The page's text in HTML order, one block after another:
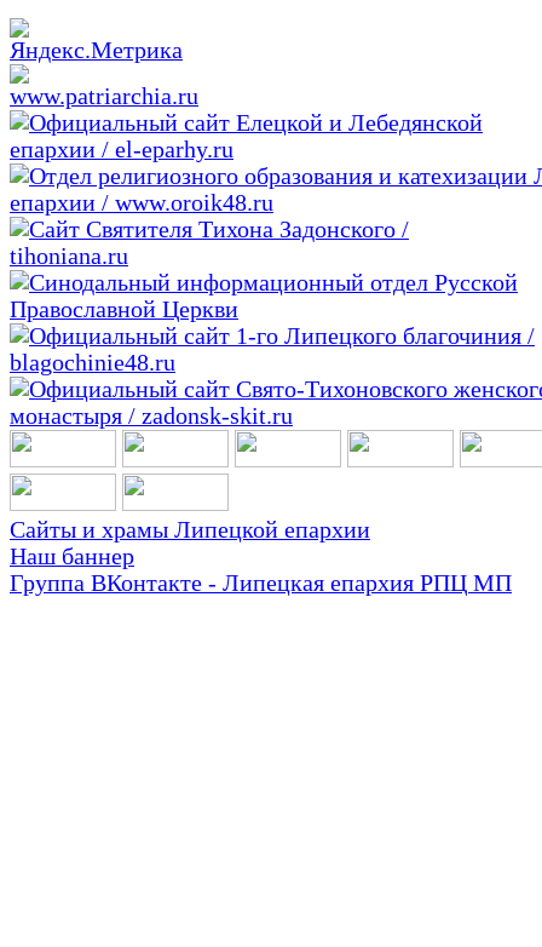
Сайты и храмы Липецкой епархии
Наш баннер
Группа ВКонтакте - Липецкая епархия РПЦ МП